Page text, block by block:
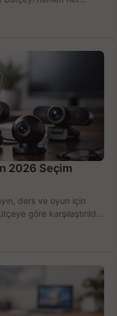
2026 Seçim
ders ve oyun için
göre karşılaştırıldı.